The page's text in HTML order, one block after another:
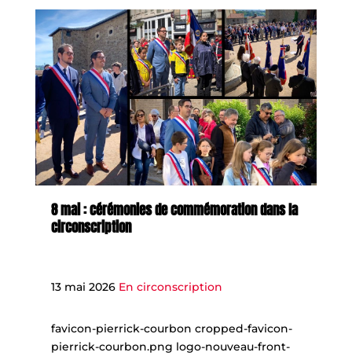
8 mai : cérémonies de commémoration dans la
circonscription
13 mai 2026 En circonscription
favicon-pierrick-courbon cropped-favicon-
pierrick-courbon.png logo-nouveau-front-